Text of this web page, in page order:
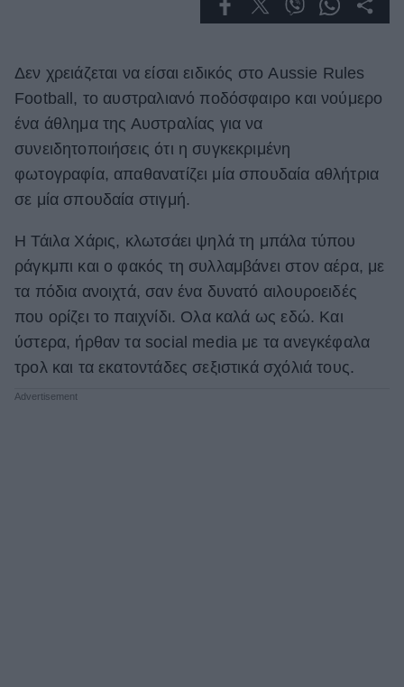
Living
Deco
Green
Αφιερώματα
ΒΟΞ
Χωρίς Ταμπέλες
Δεν χρειάζεται να είσαι ειδικός στο Aussie Rules
Football, το αυστραλιανό ποδόσφαιρο και νούμερο
ένα άθλημα της Αυστραλίας για να
συνειδητοποιήσεις ότι η συγκεκριμένη
φωτογραφία, απαθανατίζει μία σπουδαία αθλήτρια
σε μία σπουδαία στιγμή.
Η Τάιλα Χάρις, κλωτσάει ψηλά τη μπάλα τύπου
ράγκμπι και ο φακός τη συλλαμβάνει στον αέρα, με
τα πόδια ανοιχτά, σαν ένα δυνατό αιλουροειδές
που ορίζει το παιχνίδι. Ολα καλά ως εδώ. Και
ύστερα, ήρθαν τα social media με τα ανεγκέφαλα
τρολ και τα εκατοντάδες σεξιστικά σχόλιά τους.